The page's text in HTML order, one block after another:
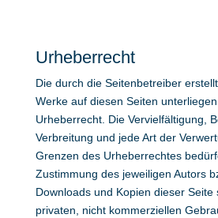
Urheberrecht
Die durch die Seitenbetreiber
Werke auf diesen Seiten
Urheberrecht. Die Vervielfältigung,
Verbreitung und jede Art der
Grenzen des Urheberrechtes
Zustimmung des jeweiligen Autors
Downloads und Kopien dieser Seite
privaten, nicht kommerziellen